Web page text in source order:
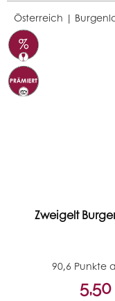
Österreich |
Zweigelt
90,6 Punkte